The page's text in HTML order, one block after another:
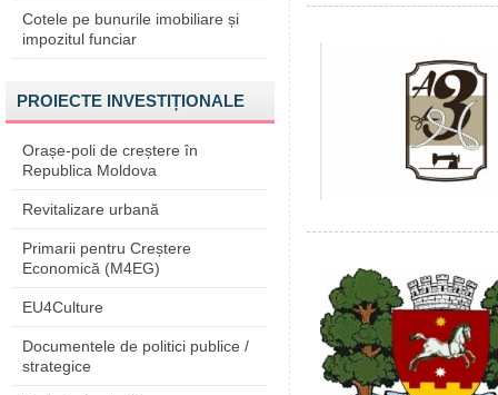
Cotele pe bunurile imobiliare și
impozitul funciar
PROIECTE INVESTIȚIONALE
Orașe-poli de creștere în
Republica Moldova
Revitalizare urbană
Primarii pentru Creștere
Economică (M4EG)
EU4Culture
Documentele de politici publice /
strategice